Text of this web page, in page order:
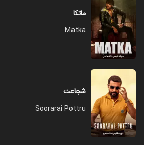
ماتکا
Matka
شجاعت
Soorarai Pottru